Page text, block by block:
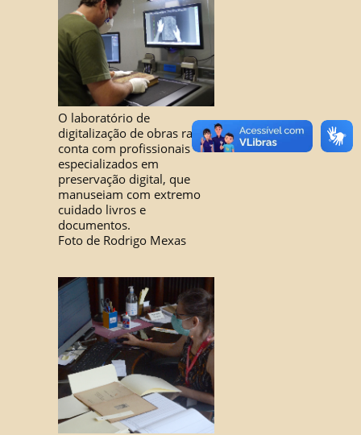
O laboratório de
digitalização de obras raras
conta com profissionais
especializados em
preservação digital, que
manuseiam com extremo
cuidado livros e
documentos.
Foto de Rodrigo Mexas